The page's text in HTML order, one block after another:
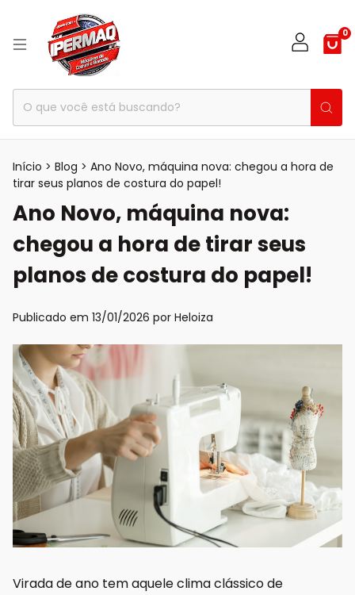
0
Início > Blog > Ano Novo, máquina nova: chegou a hora de
tirar seus planos de costura do papel!
Ano Novo, máquina nova:
chegou a hora de tirar seus
planos de costura do papel!
Publicado em 13/01/2026 por Heloiza
Virada de ano tem aquele clima clássico de